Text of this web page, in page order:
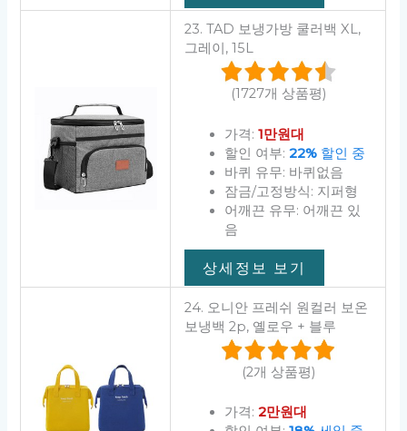
23. TAD 보냉가방 쿨러백 XL,
그레이, 15L
(1727개 상품평)
가격: 1만원대
할인 여부: 22%할인 중
바퀴 유무: 바퀴없음
잠금/고정방식: 지퍼형
어깨끈 유무: 어깨끈 있
음
상세정보 보기
24. 오니안 프레쉬 원컬러 보온
보냉백 2p, 옐로우 + 블루
(2개 상품평)
가격: 2만원대